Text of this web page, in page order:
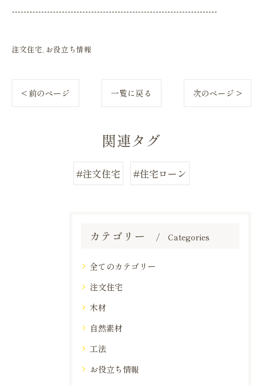
----------------------------------------------------------------------
注文住宅 お役立ち情報
< 前のページ 一覧に戻る 次のページ >
関連タグ
#注文住宅 #住宅ローン
カテゴリー Categories
全てのカテゴリー
注文住宅
木材
自然素材
工法
お役立ち情報